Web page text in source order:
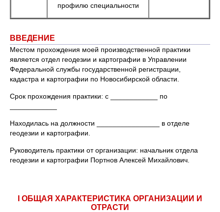
профилю специальности
ВВЕДЕНИЕ
Местом прохождения моей производственной практики
является отдел геодезии и картографии в Управлении
Федеральной службы государственной регистрации,
кадастра и картографии по Новосибирской области.
Срок прохождения практики: с ____________ по
Находилась на должности ________________ в отделе
геодезии и картографии.
Руководитель практики от организации: начальник отдела
геодезии и картографии Портнов Алексей Михайлович.
I ОБЩАЯ ХАРАКТЕРИСТИКА ОРГАНИЗАЦИИ И
ОТРАСТИ